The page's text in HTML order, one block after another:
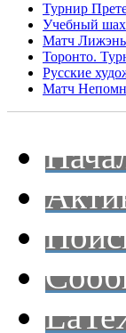
Турнир
Учебный
Матч
Торонто.
Русские
Матч